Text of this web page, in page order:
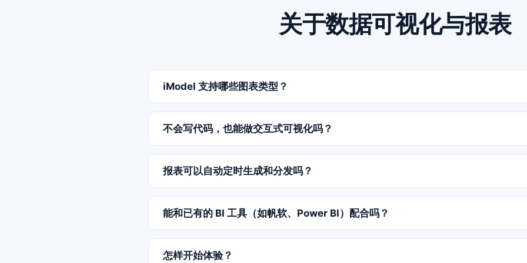
关于数据可视化与报表
iModel 支持哪些图表类型？
原生支持柱状图、折线图、散点图、直方图、箱线图、饼图、热图、面积图等常用图表
图、树图、网络图、平行坐标图、小提琴图、旭日图。如需更多，可在工作流中调用
不会写代码，也能做交互式可视化吗？
可以。iModel 的可视化与数据应用都从可视化工作流直接生成，无需编程即可构建交互
过私有或公开链接分享给终端用户在各类设备上查看。
报表可以自动定时生成和分发吗？
可以。借助调度与报告功能，报表能按既定时间运行或在特定事件触发时执行，使用品
表、表格与文字总结的报告，并以 PDF、HTML 等格式输出或直接嵌入邮件分发。
能和已有的 BI 工具（如帆软、Power BI）配合吗？
能。iModel 负责数据处理与建模，可将结果与可视化无缝导出至国内外主流 BI 工具，
BI、Qlik，以及帆软 FineBI、永洪 BI、观远数据、数澜科技、思迈特 SmartBI 等国产工具
怎样开始体验？